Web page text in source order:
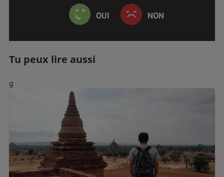
OUI NON
Tu peux lire aussi
g